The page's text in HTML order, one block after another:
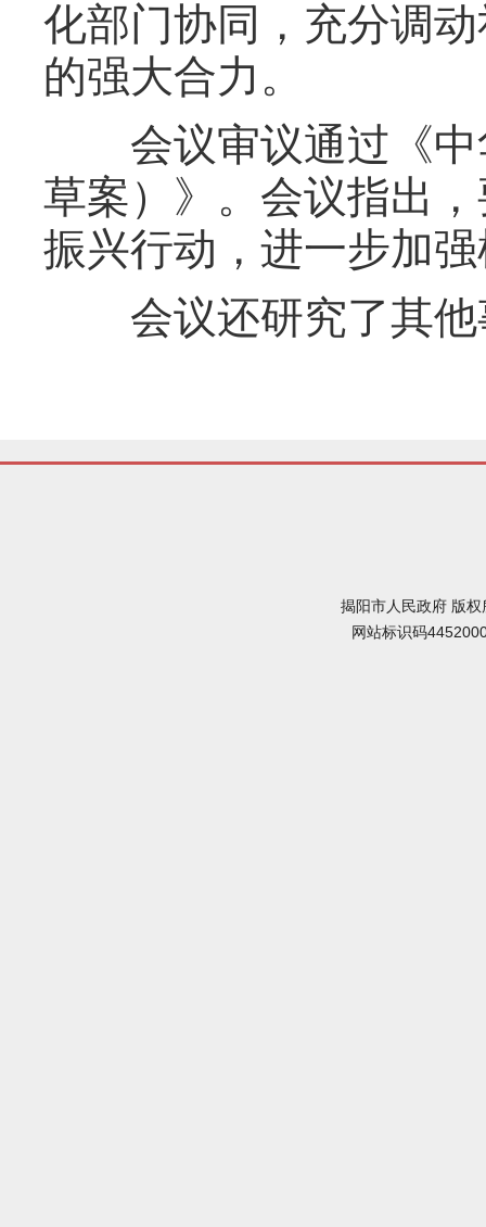
化部门协同，充分调
的强大合力。
会议审议通过《中
草案）》。会议指出
振兴行动，进一步加
会议还研究了其他
揭阳市人民政府 版
网站标识码